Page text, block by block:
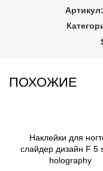
Артикул:
ПОХОЖИЕ
ЗИМА
Наклейки для
слайдер дизайн F 5
holography